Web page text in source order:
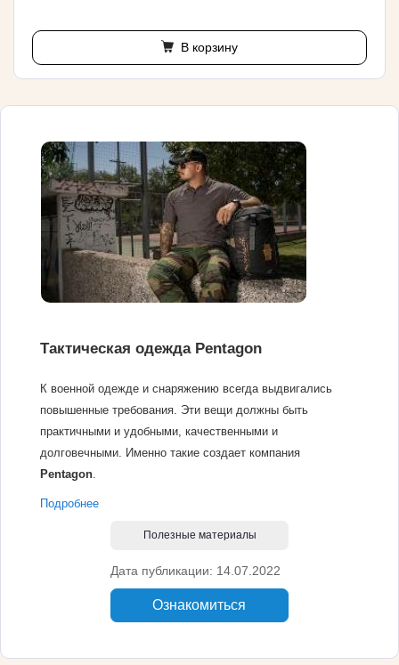
В корзину
Тактическая одежда Pentagon
К военной одежде и снаряжению всегда выдвигались
повышенные требования. Эти вещи должны быть
практичными и удобными, качественными и
долговечными. Именно такие создает компания
Pentagon.
Подробнее
Полезные материалы
Дата публикации: 14.07.2022
Ознакомиться